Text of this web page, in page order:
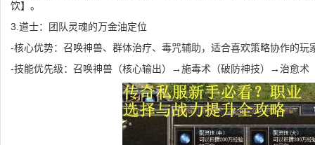
饮】。
3.道士：团队灵魂的万金油定位
-核心优势：召唤神兽、群体治疗、毒咒辅助，适合喜欢策略协作的玩
-技能优先级：召唤神兽（核心输出）→施毒术（破防神技）→治愈术